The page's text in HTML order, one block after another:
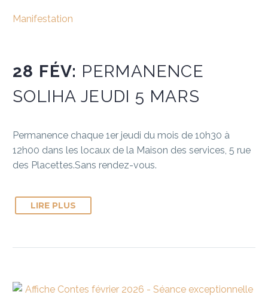
Manifestation
28 FÉV: PERMANENCE
SOLIHA JEUDI 5 MARS
Permanence chaque 1er jeudi du mois de 10h30 à
12h00 dans les locaux de la Maison des services, 5 rue
des Placettes.Sans rendez-vous.
LIRE PLUS